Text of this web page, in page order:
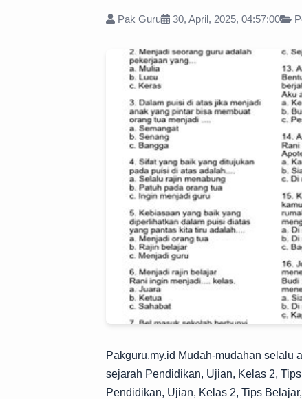
Pak Guru 30, April, 2025, 04:57:00
Pakguru.my.id Mudah-mudahan selalu
sejarah Pendidikan, Ujian, Kelas 2,
Pendidikan, Ujian, Kelas 2, Tips